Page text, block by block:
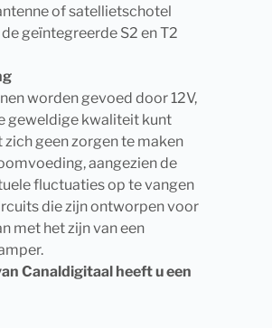
of satellietschotel
geïntegreerde S2 en T2
worden gevoed door 12V,
geweldige kwaliteit kunt
geen zorgen te maken
aangezien de
fluctuaties op te vangen
die zijn ontworpen voor
met het zijn van een
Canaldigitaal heeft u een